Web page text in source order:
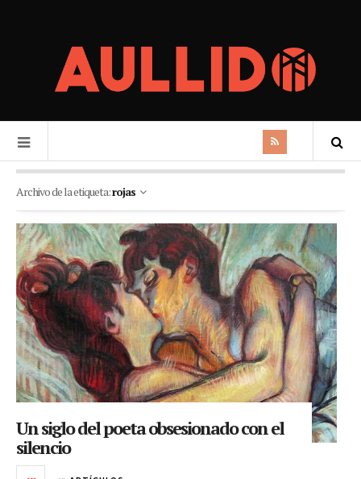
Archivo de la etiqueta:rojas
Un siglo del poeta obsesionado con el
silencio